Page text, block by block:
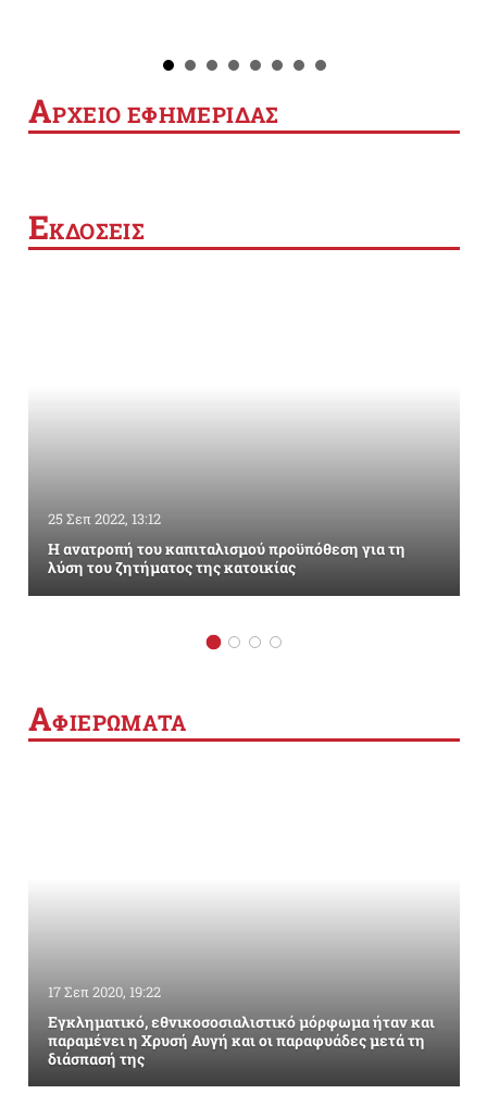
ΑΡΧΕΙΟ ΕΦΗΜΕΡΙΔΑΣ
ΕΚΔΟΣΕΙΣ
25 Σεπ 2022, 13:12
Η ανατροπή του καπιταλισμού προϋπόθεση για τη
λύση του ζητήματος της κατοικίας
ΑΦΙΕΡΩΜΑΤΑ
17 Σεπ 2020, 19:22
Εγκληματικό, εθνικοσοσιαλιστικό μόρφωμα ήταν και
παραμένει η Χρυσή Αυγή και οι παραφυάδες μετά τη
διάσπασή της